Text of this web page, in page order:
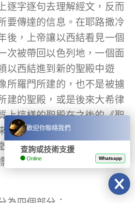
逐字逐句去理解經文，反而
要傳達的信息。在耶路撒冷
後，上帝讓以西結看見一個
次被帶回以色列地，一個面
以西結進到新的聖殿中遊
所羅門所建的，也不是被擄
建的聖殿，或是後來大希律
上這樣的聖殿在之後的《聖
沒有被建造過，它或許是千
著一個理想聖殿的模樣，是
記和藍圖，表示上帝給予祂
歡迎你聯絡我們
查詢或技術支援
Online Whatsapp